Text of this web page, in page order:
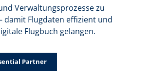
Verwaltungsprozesse zu
damit Flugdaten effizient und
Flugbuch gelangen.
Partner